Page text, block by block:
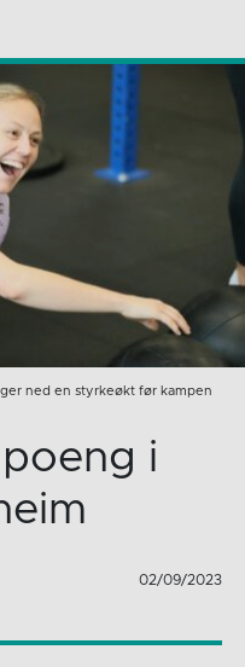
ned en styrkeøkt før kampen
i
02/09/2023